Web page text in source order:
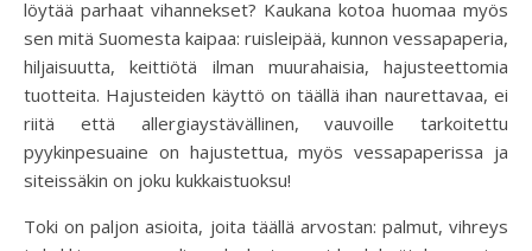
löytää parhaat vihannekset? Kaukana kotoa huomaa myös
sen mitä Suomesta kaipaa: ruisleipää, kunnon vessapaperia,
hiljaisuutta, keittiötä ilman muurahaisia, hajusteettomia
tuotteita. Hajusteiden käyttö on täällä ihan naurettavaa, ei
riitä että allergiaystävällinen, vauvoille tarkoitettu
pyykinpesuaine on hajustettua, myös vessapaperissa ja
siteissäkin on joku kukkaistuoksu!
Toki on paljon asioita, joita täällä arvostan: palmut, vihreys